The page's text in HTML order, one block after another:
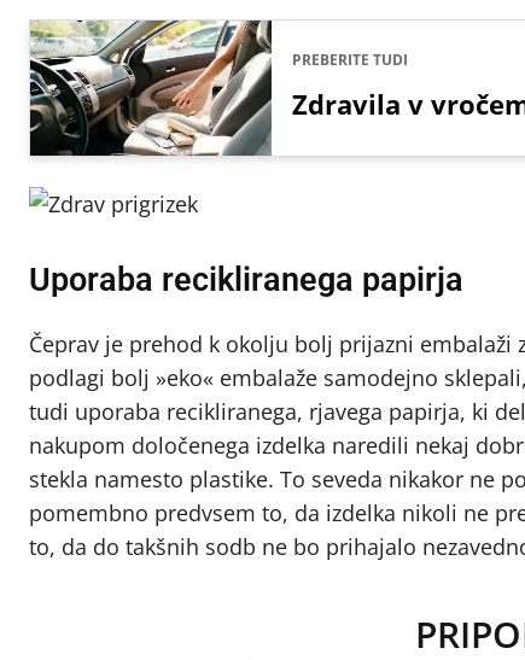
PREBERITE TUDI
Zdravila v
Uporaba recikliranega papirja
Čeprav je prehod k okolju bolj prijazni
podlagi bolj »eko« embalaže samodejno
tudi uporaba recikliranega, rjavega papirja, ki
nakupom določenega izdelka naredili nekaj
stekla namesto plastike. To seveda nikakor ne
pomembno predvsem to, da izdelka nikoli ne
to, da do takšnih sodb ne bo prihajalo